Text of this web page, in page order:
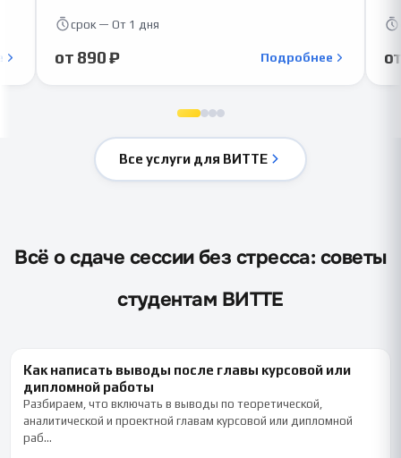
срок — От 1 дня
от 890 ₽ Подробнее
Все услуги для ВИТТЕ
Всё о сдаче сессии без стресса: советы
студентам ВИТТЕ
Как написать выводы после главы курсовой или
дипломной работы
Разбираем, что включать в выводы по теоретической,
аналитической и проектной главам курсовой или дипломной
раб…